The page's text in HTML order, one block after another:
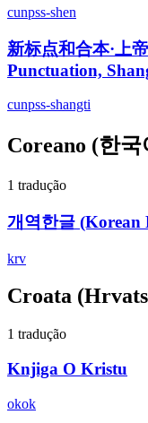
cunpss-shen
新标点和合本·上
Punctuation,
cunpss-shangti
Coreano (한국
1 tradução
개역한글 (Korean
krv
Croata
1 tradução
Knjiga O Kristu
okok